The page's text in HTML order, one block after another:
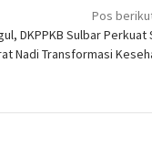
Pos
DKPPKB Sulbar Perkuat
Nadi Transformasi